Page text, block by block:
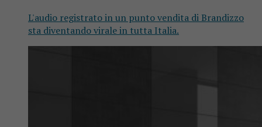
L'audio registrato in un punto vendita di Brandizzo
sta diventando virale in tutta Italia.